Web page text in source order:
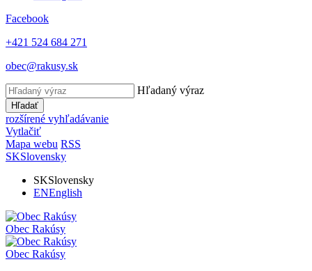
Facebook
+421 524 684 271
obec@rakusy.sk
Hľadaný výraz
Hľadať
rozšírené vyhľadávanie
Vytlačiť
Mapa webu RSS
SKSlovensky
SKSlovensky
ENEnglish
Obec Rakúsy
Obec Rakúsy